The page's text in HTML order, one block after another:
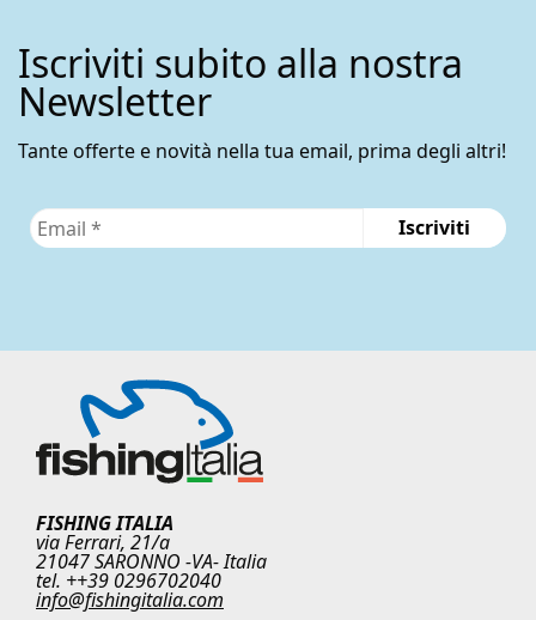
Iscriviti subito alla nostra
Newsletter
Tante offerte e novità nella tua email, prima degli altri!
FISHING ITALIA
via Ferrari, 21/a
21047 SARONNO -VA- Italia
tel. ++39 0296702040
info@fishingitalia.com